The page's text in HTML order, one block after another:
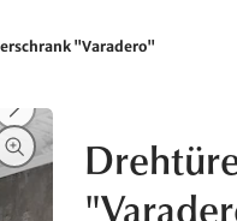
"Varadero"